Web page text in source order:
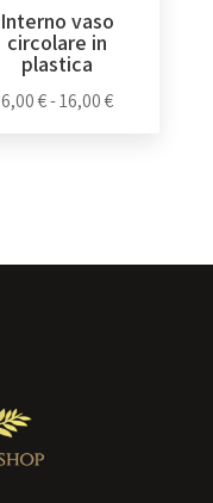
Interno vaso
circolare in
plastica
6,00€-16,00€Fascia